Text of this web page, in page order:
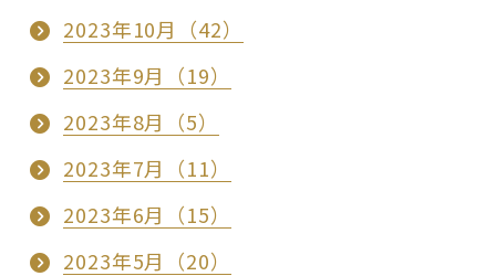
2023年10月（42）
2023年9月（19）
2023年8月（5）
2023年7月（11）
2023年6月（15）
2023年5月（20）